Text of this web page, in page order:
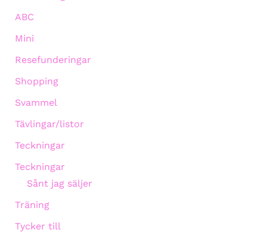
ABC
Mini
Resefunderingar
Shopping
Svammel
Tävlingar/listor
Teckningar
Teckningar
Sånt jag säljer
Träning
Tycker till